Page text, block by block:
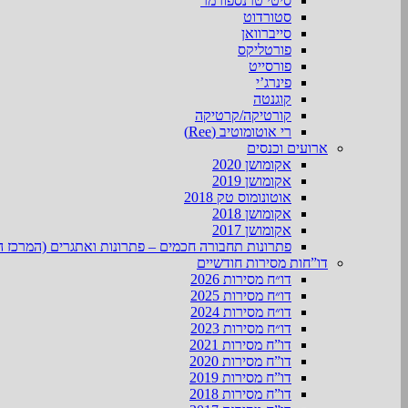
סטורדוט
סייברוואן
פורטליקס
פורסייט
פינרג’י
קוגנטה
קורטיקה/קרטיקה
רי אוטומוטיב (Ree)
ארועים וכנסים
אקומושן 2020
אקומושן 2019
אוטונומוס טק 2018
אקומושן 2018
אקומושן 2017
פתרונות תחבורה חכמים – פתרונות ואתגרים (המרכז
דו”חות מסירות חודשיים
דו״ח מסירות 2026
דו״ח מסירות 2025
דו״ח מסירות 2024
דו״ח מסירות 2023
דו”ח מסירות 2021
דו”ח מסירות 2020
דו”ח מסירות 2019
דו”ח מסירות 2018